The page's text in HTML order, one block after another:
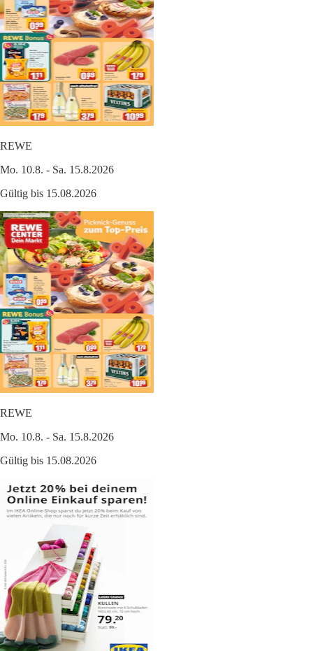
REWE
Mo. 10.8. - Sa. 15.8.2026
Gültig bis 15.08.2026
REWE
Mo. 10.8. - Sa. 15.8.2026
Gültig bis 15.08.2026